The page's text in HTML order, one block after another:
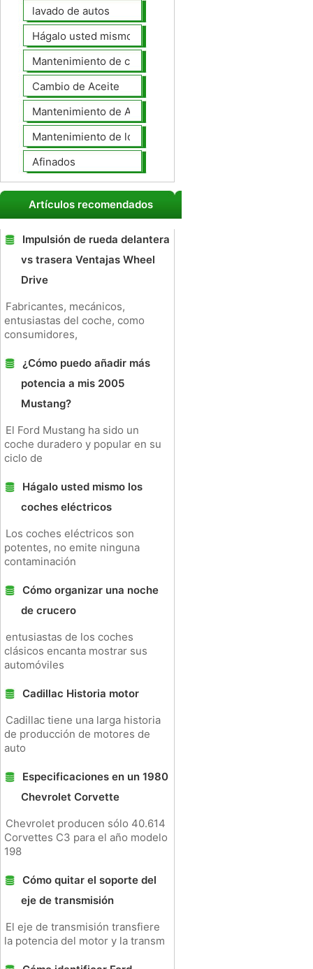
lavado de autos
Hágalo usted mismo Mantenimiento de Automotores
Mantenimiento de coches General
Cambio de Aceite
Mantenimiento de Automotores Profesional
Mantenimiento de los neumáticos
Afinados
Artículos recomendados
Impulsión de rueda delantera
vs trasera Ventajas Wheel
Drive
Fabricantes, mecánicos,
entusiastas del coche, como
consumidores,
¿Cómo puedo añadir más
potencia a mis 2005
Mustang?
El Ford Mustang ha sido un
coche duradero y popular en su
ciclo de
Hágalo usted mismo los
coches eléctricos
Los coches eléctricos son
potentes, no emite ninguna
contaminación
Cómo organizar una noche
de crucero
entusiastas de los coches
clásicos encanta mostrar sus
automóviles
Cadillac Historia motor
Cadillac tiene una larga historia
de producción de motores de
auto
Especificaciones en un 1980
Chevrolet Corvette
Chevrolet producen sólo 40.614
Corvettes C3 para el año modelo
198
Cómo quitar el soporte del
eje de transmisión
El eje de transmisión transfiere
la potencia del motor y la transm